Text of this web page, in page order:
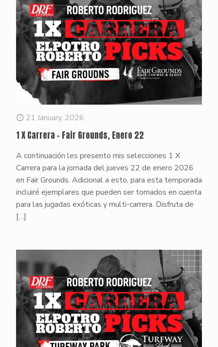
21 January, 2026
1 X Carrera – Fair Grounds, Enero 22
A continuación les presento mis selecciones 1 X
Carrera para la jornada del jueves 22 de enero 2026
en Fair Grounds. Adicional a esto, para esta temporada
incluiré ejemplares que pueden ser tomados en cuenta
para las jugadas exóticas y multi-carrera. Disfruta de
[…]